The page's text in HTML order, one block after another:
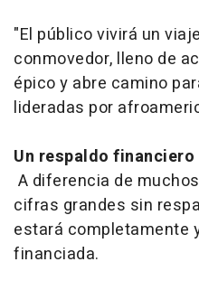
"El público vivirá un
conmovedor, lleno de
épico y abre camino
lideradas por
Un respaldo
A diferencia de
cifras grandes sin
estará completamente
financiada.